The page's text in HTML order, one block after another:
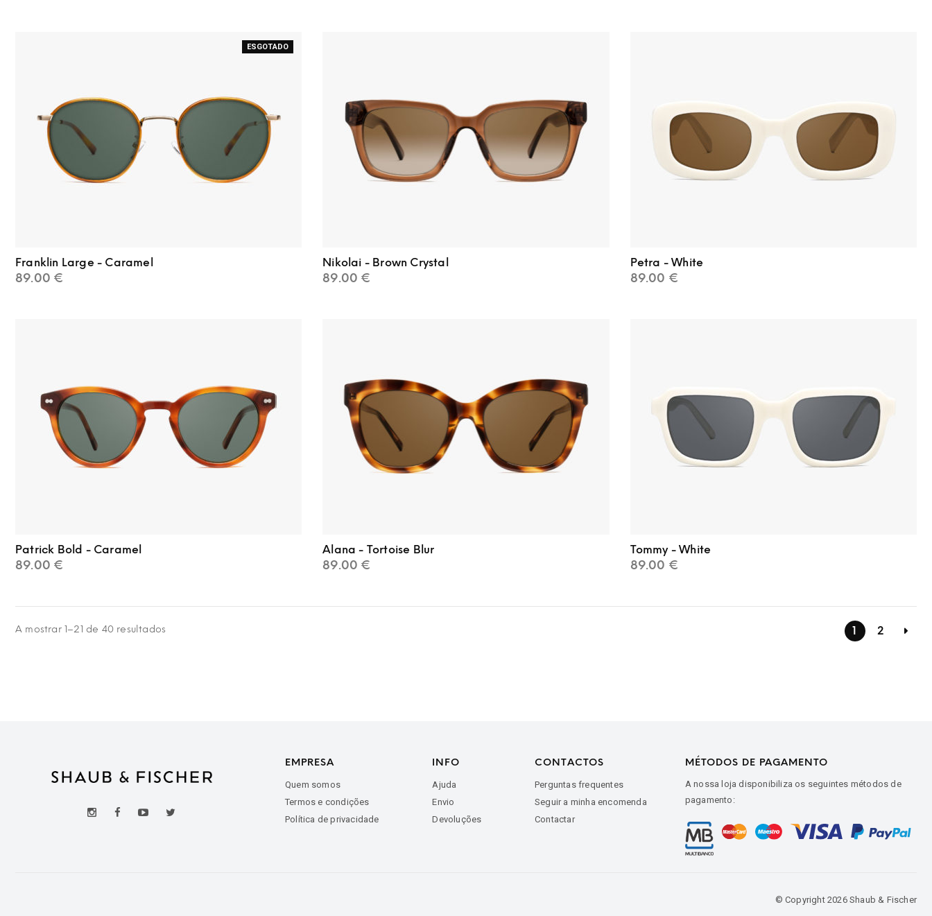
ESGOTADO
Franklin Large - Caramel
89.00€
Nikolai - Brown Crystal
89.00€
Petra - White
89.00 €
Patrick Bold - Caramel
89.00€
Alana - Tortoise Blur
89.00€
Tommy - White
89.00 €
A mostrar 1–21 de 40 resultados 1 2
EMPRESA
Quem somos
Termos e condições
Política de privacidade
INFO
Ajuda
Envio
Devoluções
CONTACTOS
Perguntas frequentes
Seguir a minha encomenda
Contactar
MÉTODOS DE PAGAMENTO
A nossa loja disponibiliza os seguintes métodos de
pagamento:
© Copyright 2026 Shaub & Fischer